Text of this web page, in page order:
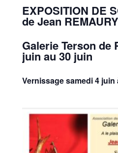
EXPOSITION DE
de Jean REMAURY
Galerie Terson de
juin au 30 juin
Vernissage samedi 4 juin